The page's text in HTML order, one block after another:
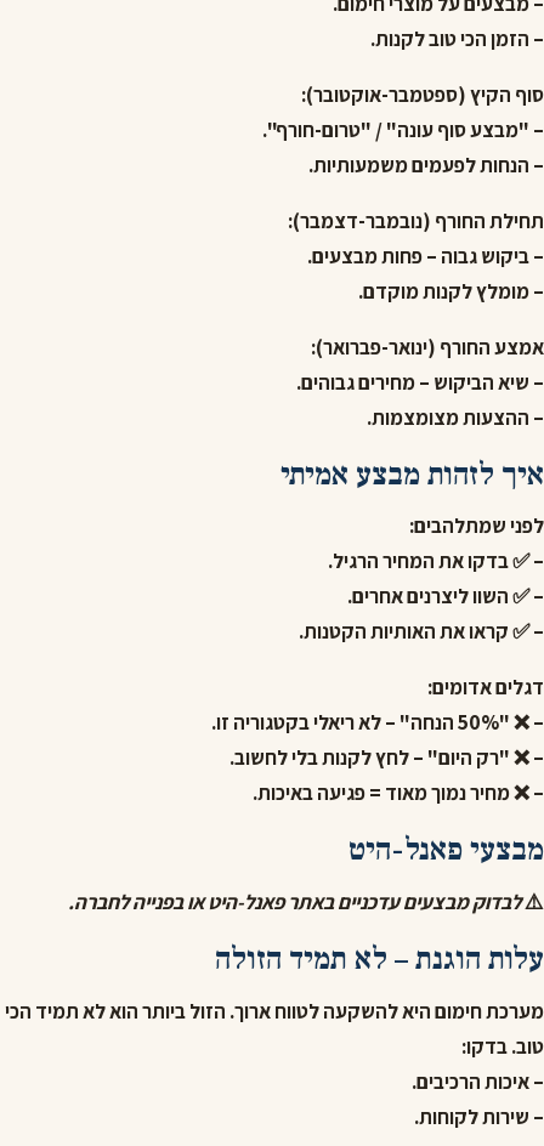
– הזמן הכי טוב לקנות.
סוף הקיץ (ספטמבר-אוקטובר):
– "מבצע סוף עונה" / "טרום-חורף".
– הנחות לפעמים משמעותיות.
תחילת החורף (נובמבר-דצמבר):
– ביקוש גבוה – פחות מבצעים.
– מומלץ לקנות מוקדם.
אמצע החורף (ינואר-פברואר):
– שיא הביקוש – מחירים גבוהים.
– ההצעות מצומצמות.
איך לזהות מבצע אמיתי
לפני שמתלהבים:
– ✅ בדקו את המחיר הרגיל.
– ✅ השוו ליצרנים אחרים.
– ✅ קראו את האותיות הקטנות.
דגלים אדומים:
– ❌ "50% הנחה" – לא ריאלי בקטגוריה זו.
– ❌ "רק היום" – לחץ לקנות בלי לחשוב.
– ❌ מחיר נמוך מאוד = פגיעה באיכות.
מבצעי פאנל-היט
⚠️לבדוק מבצעים עדכניים באתר פאנל-היט או בפנייה לחברה.
עלות הוגנת – לא תמיד הזולה
מערכת חימום היא להשקעה לטווח ארוך. הזול ביותר הוא לא תמיד הכי
טוב. בדקו:
– איכות הרכיבים.
– שירות לקוחות.